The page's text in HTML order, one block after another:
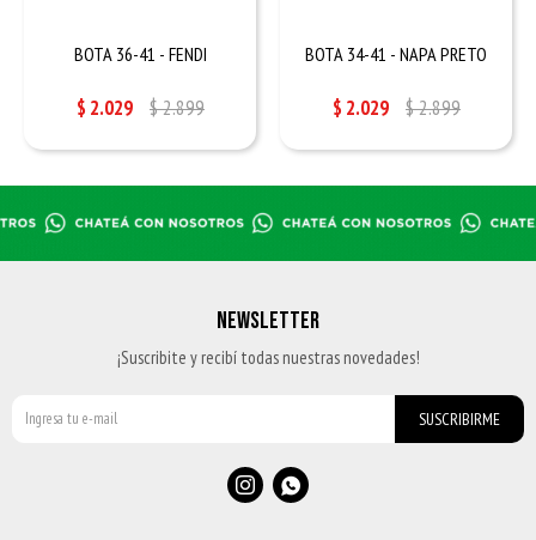
BOTA 36-41 - FENDI
$ 2.029 $2.899
BOTA 34-41 - NAPA PRETO
$ 2.029 $2.899
NEWSLETTER
¡Suscribite y recibí todas nuestras novedades!
SUSCRIBIRME
 